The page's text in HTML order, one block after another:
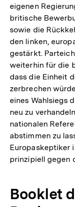
eigenen
britische
sowie die
den linken,
gestärkt.
weiterhin für die
dass die Einheit
zerbrechen
eines Wahlsiegs
neu zu
nationalen
abstimmen zu
Europaskeptiker
prinzipiell gegen
Booklet